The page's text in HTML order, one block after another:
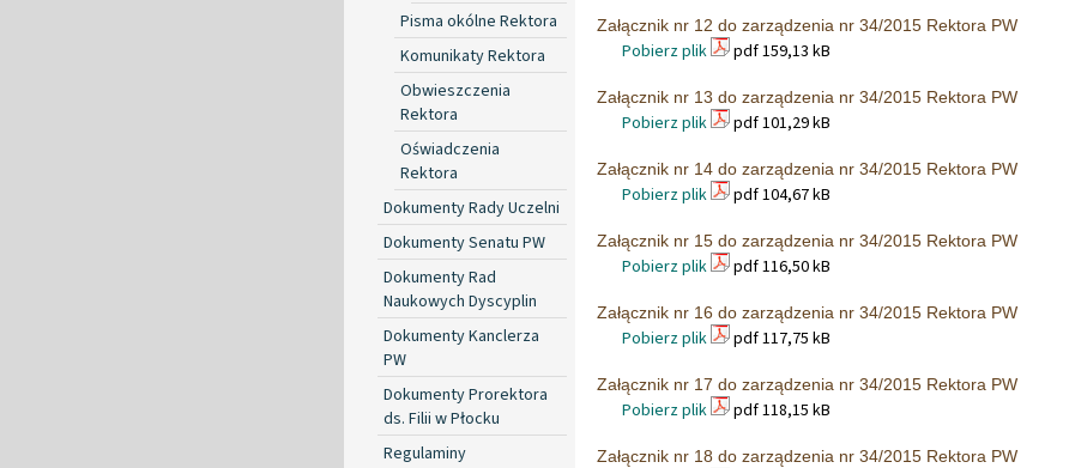
Pisma okólne Rektora
Komunikaty Rektora
Obwieszczenia
Rektora
Oświadczenia
Rektora
Dokumenty Rady Uczelni
Dokumenty Senatu PW
Dokumenty Rad
Naukowych Dyscyplin
Dokumenty Kanclerza
PW
Dokumenty Prorektora
ds. Filii w Płocku
Regulaminy
Załącznik nr 12 do zarządzenia nr 34/2015 Rektora PW
Pobierz plik pdf 159,13 kB
Załącznik nr 13 do zarządzenia nr 34/2015 Rektora PW
Pobierz plik pdf 101,29 kB
Załącznik nr 14 do zarządzenia nr 34/2015 Rektora PW
Pobierz plik pdf 104,67 kB
Załącznik nr 15 do zarządzenia nr 34/2015 Rektora PW
Pobierz plik pdf 116,50 kB
Załącznik nr 16 do zarządzenia nr 34/2015 Rektora PW
Pobierz plik pdf 117,75 kB
Załącznik nr 17 do zarządzenia nr 34/2015 Rektora PW
Pobierz plik pdf 118,15 kB
Załącznik nr 18 do zarządzenia nr 34/2015 Rektora PW